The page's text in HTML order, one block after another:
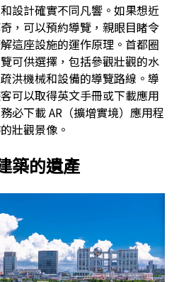
設計確實不同凡響。如果想近
，可以預約導覽，親眼目睹令
這座設施的運作原理。首都圈
可供選擇，包括參觀壯觀的水
洪機械和設備的導覽路線。導
可以取得英文手冊或下載應用
必下載 AR（擴增實境）應用程
壯觀景像。
築的遺產